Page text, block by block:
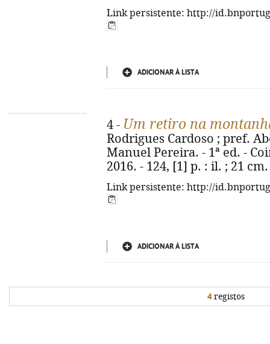
Link persistente: http://
ADICIONAR À LISTA
4 - Um retiro na
Rodrigues Cardoso ; pref.
Manuel Pereira. - 1ª ed. -
2016. - 124, [1] p. : il. ; 21
Link persistente: http://
ADICIONAR À LISTA
4registos